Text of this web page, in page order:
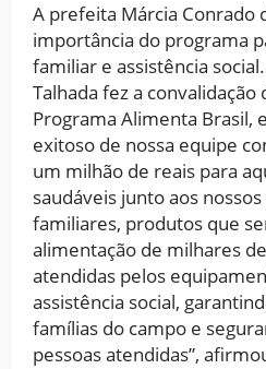
A prefeita Márcia Conrado
importância do programa
familiar e assistência
Talhada fez a convalidação
Programa Alimenta Brasil,
exitoso de nossa equipe
um milhão de reais para
saudáveis junto aos
familiares, produtos que
alimentação de milhares
atendidas pelos
assistência social,
famílias do campo e
pessoas atendidas”,